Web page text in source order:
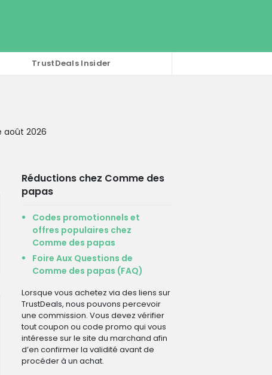
TrustDeals Insider
août 2026
Réductions chez Comme des
papas
Codes promotionnels et
offres populaires chez
Comme des papas
Foire Aux Questions de
Comme des papas (FAQ)
Lorsque vous achetez via des liens sur
TrustDeals, nous pouvons percevoir
une commission. Vous devez vérifier
tout coupon ou code promo qui vous
intéresse sur le site du marchand afin
d’en confirmer la validité avant de
procéder à un achat.